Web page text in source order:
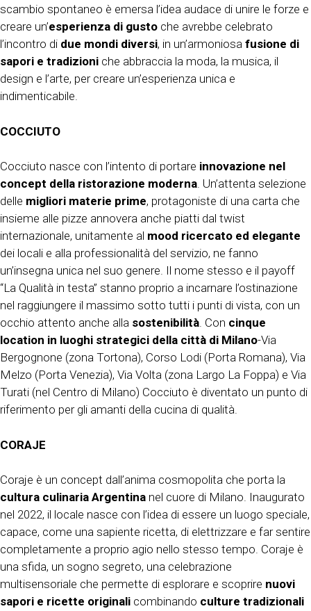
scambio spontaneo è emersa l’idea audace di unire le forze e
creare un’esperienza di gusto che avrebbe celebrato
l’incontro di due mondi diversi, in un’armoniosa fusione di
sapori e tradizioni che abbraccia la moda, la musica, il
design e l’arte, per creare un’esperienza unica e
indimenticabile.
COCCIUTO
Cocciuto nasce con l’intento di portare innovazione nel
concept della ristorazione moderna. Un’attenta selezione
delle migliori materie prime, protagoniste di una carta che
insieme alle pizze annovera anche piatti dal twist
internazionale, unitamente al mood ricercato ed elegante
dei locali e alla professionalità del servizio, ne fanno
un’insegna unica nel suo genere. Il nome stesso e il payoff
“La Qualità in testa” stanno proprio a incarnare l’ostinazione
nel raggiungere il massimo sotto tutti i punti di vista, con un
occhio attento anche alla sostenibilità. Con cinque
location in luoghi strategici della città di Milano-Via
Bergognone (zona Tortona), Corso Lodi (Porta Romana), Via
Melzo (Porta Venezia), Via Volta (zona Largo La Foppa) e Via
Turati (nel Centro di Milano) Cocciuto è diventato un punto di
riferimento per gli amanti della cucina di qualità.
CORAJE
Coraje è un concept dall’anima cosmopolita che porta la
cultura culinaria Argentina nel cuore di Milano. Inaugurato
nel 2022, il locale nasce con l’idea di essere un luogo speciale,
capace, come una sapiente ricetta, di elettrizzare e far sentire
completamente a proprio agio nello stesso tempo. Coraje è
una sfida, un sogno segreto, una celebrazione
multisensoriale che permette di esplorare e scoprire nuovi
sapori e ricette originali combinando culture tradizionali